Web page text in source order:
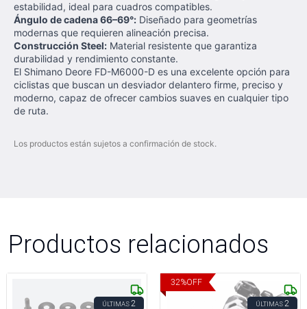
estabilidad, ideal para cuadros compatibles.
Ángulo de cadena 66–69°: Diseñado para geometrías
modernas que requieren alineación precisa.
Construcción Steel: Material resistente que garantiza
durabilidad y rendimiento constante.
El Shimano Deore FD-M6000-D es una excelente opción para
ciclistas que buscan un desviador delantero firme, preciso y
moderno, capaz de ofrecer cambios suaves en cualquier tipo
de ruta.
Los productos están sujetos a confirmación de stock.
Productos relacionados
ÚLTIMAS2
32%OFF
ÚLTIMAS2